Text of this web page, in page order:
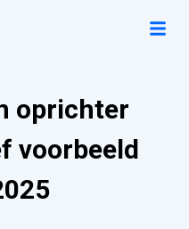
oprichter
voorbeeld